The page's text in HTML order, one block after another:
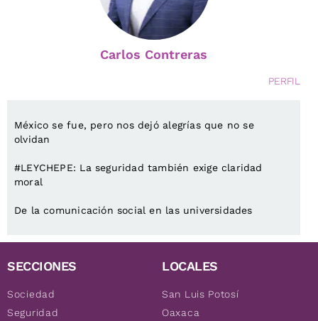
Carlos Contreras
PERFIL
México se fue, pero nos dejó alegrías que no se
olvidan
#LEYCHEPE: La seguridad también exige claridad
moral
De la comunicación social en las universidades
SECCIONES
Sociedad
Seguridad
LOCALES
San Luis Potosí
Oaxaca